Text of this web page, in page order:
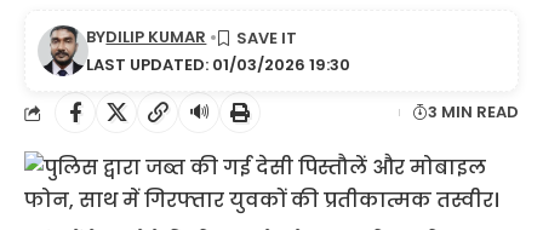
LAST UPDATED: 01/03/2026 19:30
BYDILIP KUMAR
🔊 3 MIN READ